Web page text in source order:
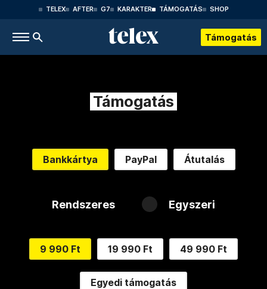
TELEX AFTER G7 KARAKTER TÁMOGATÁS SHOP
Támogatás
Támogatás
Bankkártya PayPal Átutalás
Rendszeres Egyszeri
9 990 Ft 19 990 Ft 49 990 Ft
Egyedi támogatás